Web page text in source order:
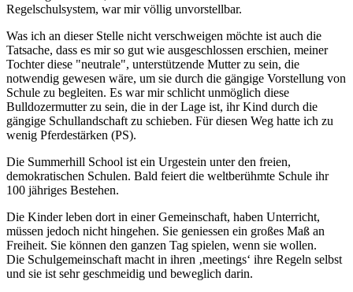
Regelschulsystem, war mir völlig unvorstellbar.
Was ich an dieser Stelle nicht verschweigen möchte ist auch die
Tatsache, dass es mir so gut wie ausgeschlossen erschien, meiner
Tochter diese "neutrale", unterstützende Mutter zu sein, die
notwendig gewesen wäre, um sie durch die gängige Vorstellung von
Schule zu begleiten. Es war mir schlicht unmöglich diese
Bulldozermutter zu sein, die in der Lage ist, ihr Kind durch die
gängige Schullandschaft zu schieben. Für diesen Weg hatte ich zu
wenig Pferdestärken (PS).
Die Summerhill School ist ein Urgestein unter den freien,
demokratischen Schulen. Bald feiert die weltberühmte Schule ihr
100 jähriges Bestehen.
Die Kinder leben dort in einer Gemeinschaft, haben Unterricht,
müssen jedoch nicht hingehen. Sie geniessen ein großes Maß an
Freiheit. Sie können den ganzen Tag spielen, wenn sie wollen.
Die Schulgemeinschaft macht in ihren ‚meetings‘ ihre Regeln selbst
und sie ist sehr geschmeidig und beweglich darin.